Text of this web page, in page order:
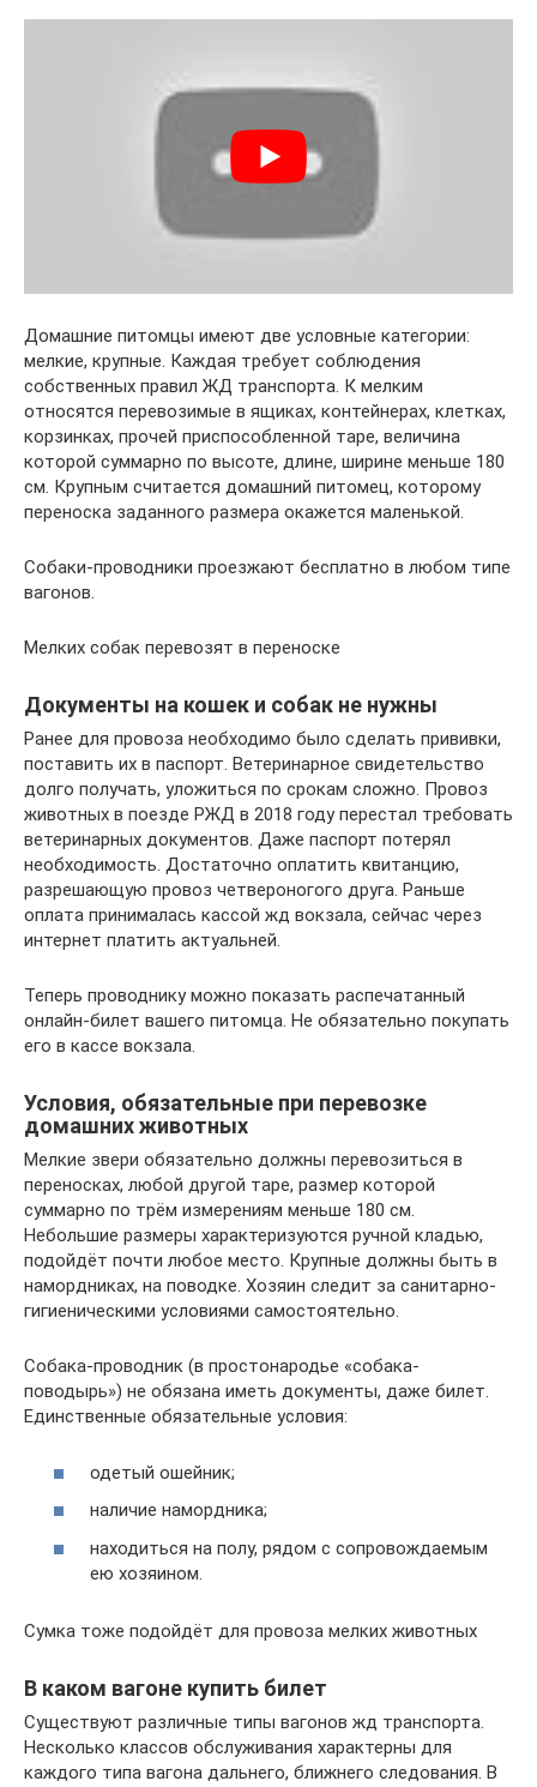
Домашние питомцы имеют две условные категории:
мелкие, крупные. Каждая требует соблюдения
собственных правил ЖД транспорта. К мелким
относятся перевозимые в ящиках, контейнерах, клетках,
корзинках, прочей приспособленной таре, величина
которой суммарно по высоте, длине, ширине меньше 180
см. Крупным считается домашний питомец, которому
переноска заданного размера окажется маленькой.
Собаки-проводники проезжают бесплатно в любом типе
вагонов.
Мелких собак перевозят в переноске
Документы на кошек и собак не нужны
Ранее для провоза необходимо было сделать прививки,
поставить их в паспорт. Ветеринарное свидетельство
долго получать, уложиться по срокам сложно. Провоз
животных в поезде РЖД в 2018 году перестал требовать
ветеринарных документов. Даже паспорт потерял
необходимость. Достаточно оплатить квитанцию,
разрешающую провоз четвероногого друга. Раньше
оплата принималась кассой жд вокзала, сейчас через
интернет платить актуальней.
Теперь проводнику можно показать распечатанный
онлайн-билет вашего питомца. Не обязательно покупать
его в кассе вокзала.
Условия, обязательные при перевозке
домашних животных
Мелкие звери обязательно должны перевозиться в
переносках, любой другой таре, размер которой
суммарно по трём измерениям меньше 180 см.
Небольшие размеры характеризуются ручной кладью,
подойдёт почти любое место. Крупные должны быть в
намордниках, на поводке. Хозяин следит за санитарно-
гигиеническими условиями самостоятельно.
Собака-проводник (в простонародье «собака-
поводырь») не обязана иметь документы, даже билет.
Единственные обязательные условия:
одетый ошейник;
наличие намордника;
находиться на полу, рядом с сопровождаемым
ею хозяином.
Сумка тоже подойдёт для провоза мелких животных
В каком вагоне купить билет
Существуют различные типы вагонов жд транспорта.
Несколько классов обслуживания характерны для
каждого типа вагона дальнего, ближнего следования. В